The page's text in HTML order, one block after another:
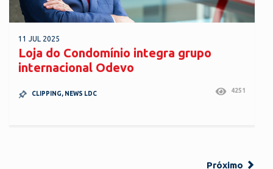
11 JUL 2025
Loja do Condomínio integra grupo
internacional Odevo
CLIPPING, NEWS LDC 4251
Próximo